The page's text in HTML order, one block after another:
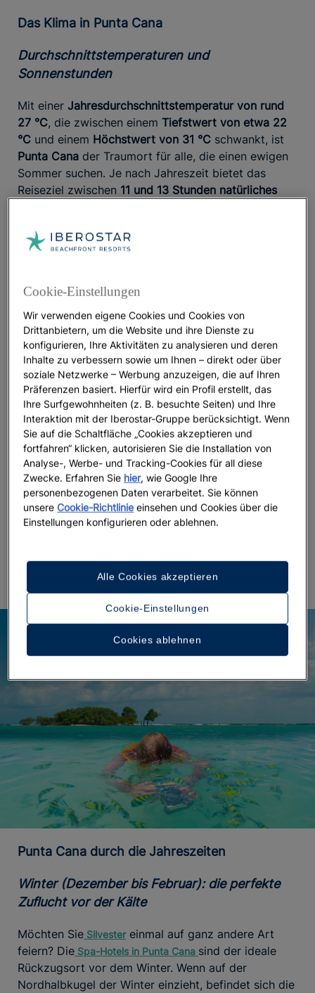
Das Klima in Punta Cana
Durchschnittstemperaturen und
Sonnenstunden
Mit einer Jahresdurchschnittstemperatur von rund
27 °C, die zwischen einem Tiefstwert von etwa 22
°C und einem Höchstwert von 31 °C schwankt, ist
Punta Cana der Traumort für alle, die einen ewigen
Sommer suchen. Je nach Jahreszeit bietet das
Reiseziel zwischen 11 und 13 Stunden natürliches
zwischen den Jahreszeiten minimal. Im
Baden und Schnorcheln?
Gleich mehrere Faktoren sprechen dafür, dass der
Zeitraum von Dezember bis April, also die
Hochsaison , zum Baden und Schnorcheln auf der
dominikanischen Insel am besten geeignet ist. In
diesen Monaten ist dieLuftfeuchtigkeit in der
Karibik vergleichsweise niedrig. Das ohnehin warme
und ruhige Meer ist in dieser Zeit besonders klar,
was die Sicht auf die Unterwasserwelt deutlich
verbessert. Dazu kommt: Dies ist die Zeit mit dem
geringsten Sargassum-Aufkommen
an denKüstenvon Punta Cana. Nutzen Sie diese Zeit,
und das Meer in vollen Zügen zu genießen.
Punta Cana durch die Jahreszeiten
Winter (Dezember bis Februar): die perfekte
Zuflucht vor der Kälte
Möchten Sie Silvestereinmal auf ganz andere Art
feiern? Die Spa-Hotels in Punta Cana sind der ideale
Rückzugsort vor dem Winter. Wenn auf der
Nordhalbkugel der Winter einzieht, befindet sich die
Cookie-Einstellungen
Wir verwenden eigene Cookies und Cookies von
Drittanbietern, um die Website und ihre Dienste zu
konfigurieren, Ihre Aktivitäten zu analysieren und deren
Inhalte zu verbessern sowie um Ihnen – direkt oder über
soziale Netzwerke – Werbung anzuzeigen, die auf Ihren
Präferenzen basiert. Hierfür wird ein Profil erstellt, das
Ihre Surfgewohnheiten (z. B. besuchte Seiten) und Ihre
Interaktion mit der Iberostar-Gruppe berücksichtigt. Wenn
Sie auf die Schaltfläche „Cookies akzeptieren und
fortfahren“ klicken, autorisieren Sie die Installation von
Analyse-, Werbe- und Tracking-Cookies für all diese
Zwecke. Erfahren Sie hier, wie Google Ihre
personenbezogenen Daten verarbeitet. Sie können
unsereCookie-Richtlinie einsehen und Cookies über die
Einstellungen konfigurieren oder ablehnen.
Cookie-Einstellungen
Cookies ablehnen
Alle Cookies akzeptieren